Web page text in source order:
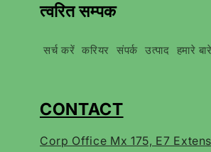
त्वरित सम्पक
सर्च करें करियर संपर्क उत्पाद हमारे
CONTACT
Corp Office Mx 175, E7